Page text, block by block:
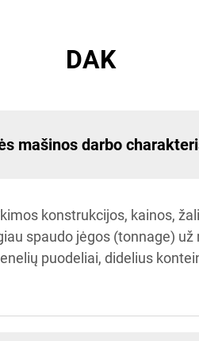
DAK
mašinos darbo
konstrukcijos, kainos,
spaudo jėgos (tonnage)
puodeliai, didelius